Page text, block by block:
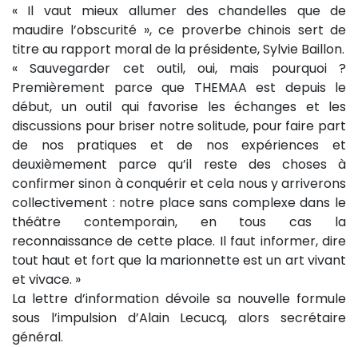
« Il vaut mieux allumer des chandelles que de
maudire l’obscurité », ce proverbe chinois sert de
titre au rapport moral de la présidente, Sylvie Baillon.
« Sauvegarder cet outil, oui, mais pourquoi ?
Premièrement parce que THEMAA est depuis le
début, un outil qui favorise les échanges et les
discussions pour briser notre solitude, pour faire part
de nos pratiques et de nos expériences et
deuxièmement parce qu’il reste des choses à
confirmer sinon à conquérir et cela nous y arriverons
collectivement : notre place sans complexe dans le
théâtre contemporain, en tous cas la
reconnaissance de cette place. Il faut informer, dire
tout haut et fort que la marionnette est un art vivant
et vivace. »
La lettre d’information dévoile sa nouvelle formule
sous l’impulsion d’Alain Lecucq, alors secrétaire
général.